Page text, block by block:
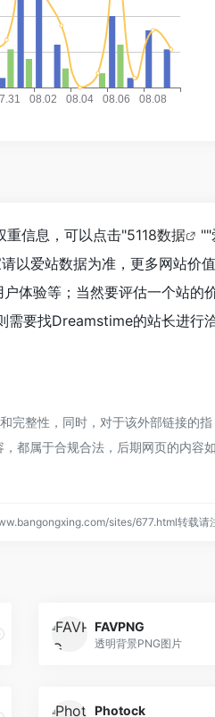
重信息，可以点击"5118数据 ""
以爱站数据为准，更多网站价
体验等；当然要评估一个站的
需要找Dreamstime的站长进行
完整性，同时，对于该外部链接的指
都属于合规合法，后期网页的内容
sites/677.html转载请
FAVPNG
透明背景PNG图片
Photock